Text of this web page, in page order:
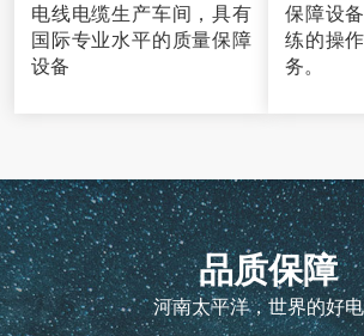
电线电缆生产车间，具有
国际专业水平的质量保障
设备
保障设
练的操
务。
品质保障
河南太平洋，世界的好